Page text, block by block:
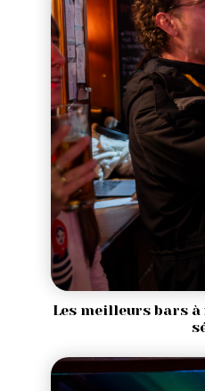
Les meilleurs bars à